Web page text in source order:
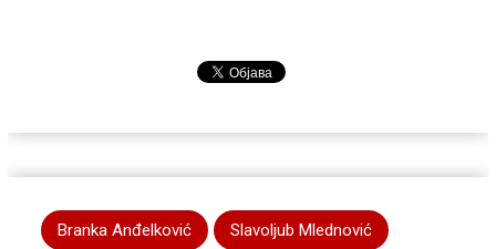
Branka Anđelković Slavoljub Mlednović